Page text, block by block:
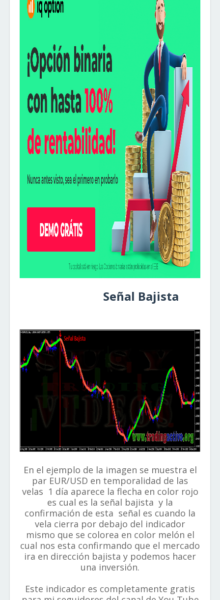
Señal Bajista
En el ejemplo de la imagen se muestra el
par EUR/USD en temporalidad de las
velas 1 día aparece la flecha en color rojo
es cual es la señal bajista y la
confirmación de esta señal es cuando la
vela cierra por debajo del indicador
mismo que se colorea en color melón el
cual nos esta confirmando que el mercado
ira en dirección bajista y podemos hacer
una inversión.
Este indicador es completamente gratis